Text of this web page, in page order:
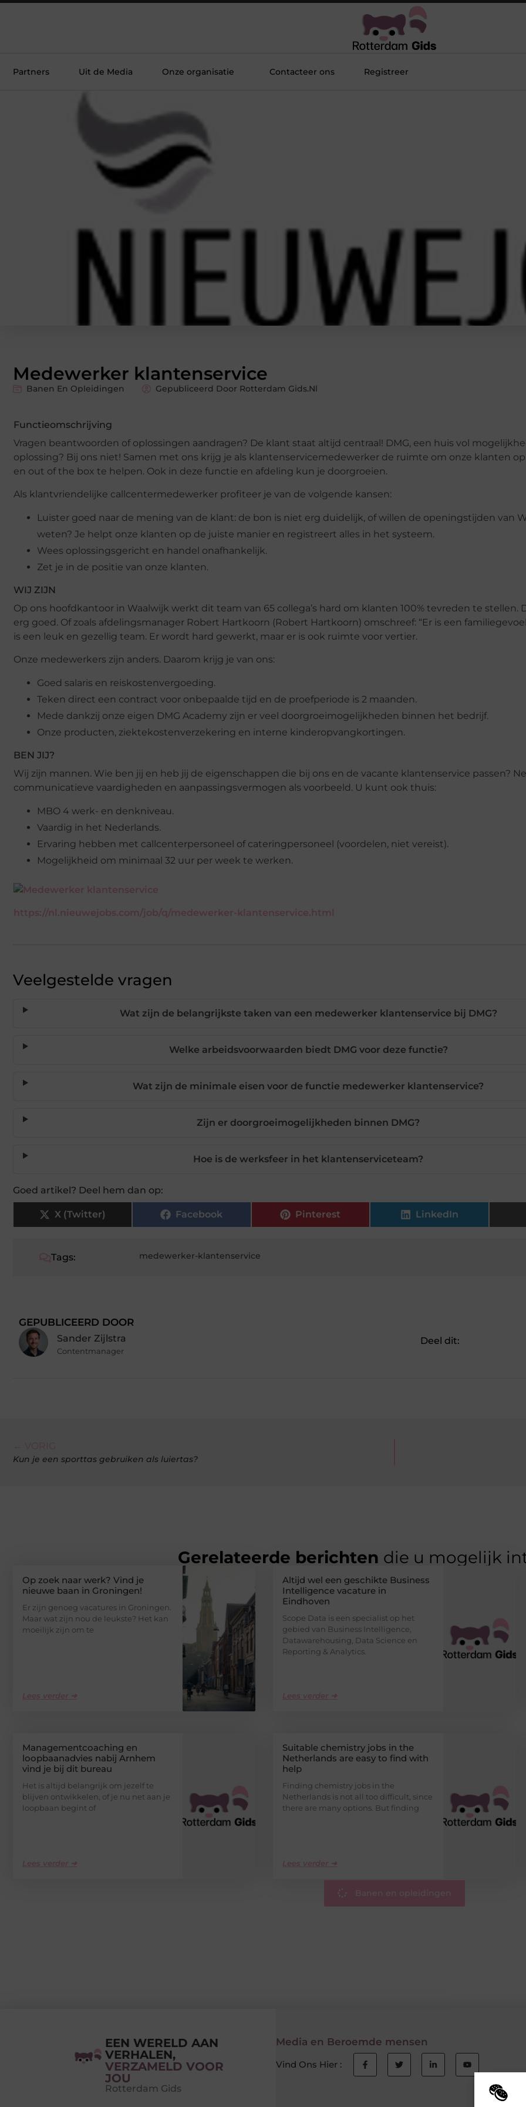
Partners Uit de Media Onze organisatie Contacteer ons Registreer
Medewerker klantenservice
Banen En Opleidingen Gepubliceerd Door Rotterdam Gids.nl
Functieomschrijving
Vragen beantwoorden of oplossingen aandragen? De klant staat altijd centraal! DMG, een huis vol
oplossing? Bij ons niet! Samen met ons krijg je als klantenservicemedewerker de ruimte om onze klanten
en out of the box te helpen. Ook in deze functie en afdeling kun je doorgroeien.
Als klantvriendelijke callcentermedewerker profiteer je van de volgende kansen:
Luister goed naar de mening van de klant: de bon is niet erg duidelijk, of willen de openingstijden van
weten? Je helpt onze klanten op de juiste manier en registreert alles in het systeem.
Wees oplossingsgericht en handel onafhankelijk.
Zet je in de positie van onze klanten.
WIJ ZIJN
Op ons hoofdkantoor in Waalwijk werkt dit team van 65 collega’s hard om klanten 100% tevreden te stellen.
erg goed. Of zoals afdelingsmanager Robert Hartkoorn (Robert Hartkoorn) omschreef: “Er is een
is een leuk en gezellig team. Er wordt hard gewerkt, maar er is ook ruimte voor vertier.
Onze medewerkers zijn anders. Daarom krijg je van ons:
Goed salaris en reiskostenvergoeding.
Teken direct een contract voor onbepaalde tijd en de proefperiode is 2 maanden.
Mede dankzij onze eigen DMG Academy zijn er veel doorgroeimogelijkheden binnen het bedrijf.
Onze producten, ziektekostenverzekering en interne kinderopvangkortingen.
BEN JIJ?
Wij zijn mannen. Wie ben jij en heb jij de eigenschappen die bij ons en de vacante klantenservice passen?
communicatieve vaardigheden en aanpassingsvermogen als voorbeeld. U kunt ook thuis:
MBO 4 werk- en denkniveau.
Vaardig in het Nederlands.
Ervaring hebben met callcenterpersoneel of cateringpersoneel (voordelen, niet vereist).
Mogelijkheid om minimaal 32 uur per week te werken.
https://nl.nieuwejobs.com/job/q/medewerker-klantenservice.html
Veelgestelde vragen
Wat zijn de belangrijkste taken van een medewerker klantenservice bij DMG?
Welke arbeidsvoorwaarden biedt DMG voor deze functie?
Wat zijn de minimale eisen voor de functie medewerker klantenservice?
Zijn er doorgroeimogelijkheden binnen DMG?
Hoe is de werksfeer in het klantenserviceteam?
Goed artikel? Deel hem dan op:
X (Twitter) Facebook Pinterest LinkedIn
Tags: medewerker-klantenservice
GEPUBLICEERD DOOR
Sander Zijlstra
Contentmanager
Deel dit:
← VORIG
Kun je een sporttas gebruiken als luiertas?
Gerelateerde berichten die u mogelijk
Op zoek naar werk? Vind je
nieuwe baan in Groningen!
Er zijn genoeg vacatures in Groningen.
Maar wat zijn nou de leukste? Het kan
moeilijk zijn om te
Lees verder ➜
Altijd wel een geschikte Business
Intelligence vacature in
Eindhoven
Scope Data is een specialist op het
gebied van Business Intelligence,
Datawarehousing, Data Science en
Reporting & Analytics.
Lees verder ➜
Managementcoaching en
loopbaanadvies nabij Arnhem
vind je bij dit bureau
Het is altijd belangrijk om jezelf te
blijven ontwikkelen, of je nu net aan je
loopbaan begint of
Lees verder ➜
Suitable chemistry jobs in the
Netherlands are easy to find with
help
Finding chemistry jobs in the
Netherlands is not all too difficult, since
there are many options. But finding
Lees verder ➜
Banen en opleidingen
EEN WERELD AAN
VERHALEN,
VERZAMELD VOOR
JOU
Rotterdam Gids
Media en Beroemde mensen
Vind Ons Hier :